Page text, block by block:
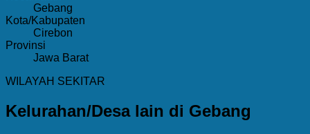
Gebang
Kota/Kabupaten
Cirebon
Provinsi
Jawa Barat
WILAYAH SEKITAR
Kelurahan/Desa lain di Gebang